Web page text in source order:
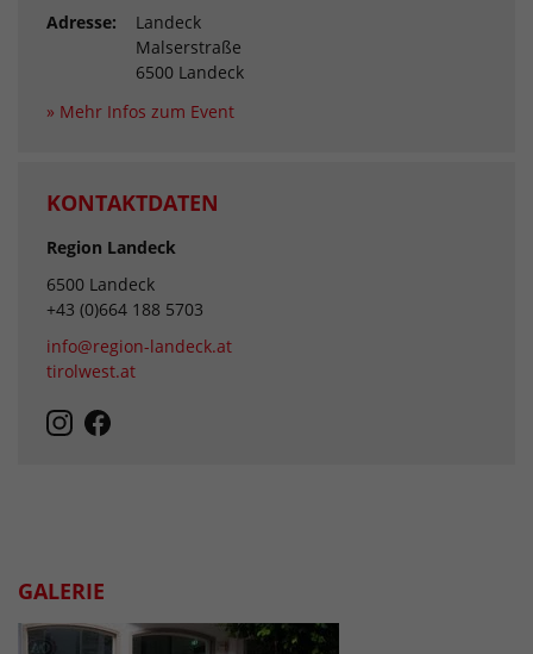
Adresse:
Landeck
Malserstraße
6500 Landeck
» Mehr Infos zum Event
KONTAKTDATEN
Region Landeck
6500 Landeck
+43 (0)664 188 5703
info@region-landeck.at
tirolwest.at
GALERIE